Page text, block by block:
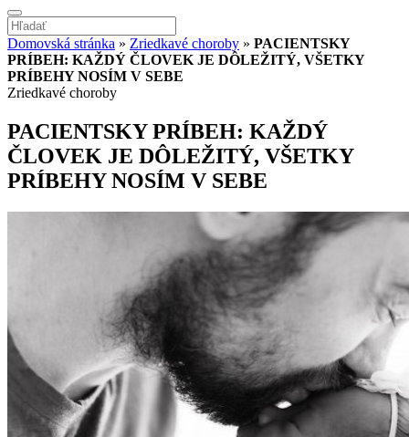
Domovská stránka » Zriedkavé choroby » PACIENTSKY
PRÍBEH: KAŽDÝ ČLOVEK JE DÔLEŽITÝ, VŠETKY
PRÍBEHY NOSÍM V SEBE
Zriedkavé choroby
PACIENTSKY PRÍBEH: KAŽDÝ
ČLOVEK JE DÔLEŽITÝ, VŠETKY
PRÍBEHY NOSÍM V SEBE